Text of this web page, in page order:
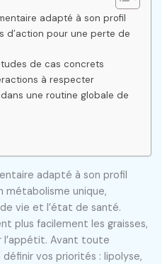
adapté à son profil
d’action pour une perte de
de cas concrets
à respecter
une routine globale de
adapté à son profil
métabolisme unique,
vie et l’état de santé.
plus facilement les graisses,
l’appétit. Avant toute
vos priorités : lipolyse,